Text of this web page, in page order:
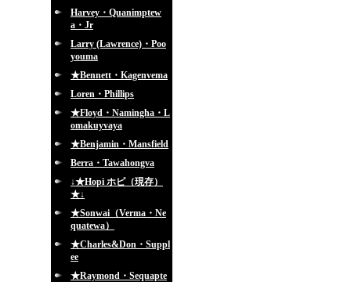
Harvey・Quanimptew
a・Jr
Larry (Lawrence)・Poo
youma
★Bennett・Kagenvema
Loren・Phillips
★Floyd・Namingha・L
omakuyvaya
★Benjamin・Mansfield
Berra・Tawahongva
↓★Hopi ホピ（現存）
★↓
★Sonwai（Verma・Ne
quatewa）
★Charles&Don・Suppl
ee
★Raymond・Sequapte